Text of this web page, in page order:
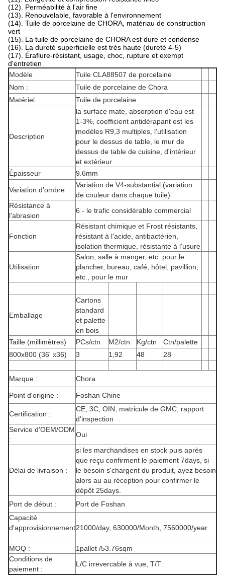
(12). Perméabilité à l'air fine
(13). Renouvelable, favorable à l'environnement
(14). Tuile de porcelaine de CHORA, matériau de construction
vert
(15). La tuile de porcelaine de CHORA est dure et condense
(16). La dureté superficielle est très haute (dureté 4-5)
(17). Éraflure-résistant, usage, choc, rupture et exempt
d'entretien
Modèle
Tuile CLA88507 de porcelaine
Nom :
Tuile de porcelaine de Chora
Matériel
Tuile de porcelaine
Description
la surface mate, absorption d'eau est
1-3%, coefficient antidérapant est les
modèles R9,3 multiples, l'utilisation
pour le dessus de table, le mur de
dessus de table de cuisine, d'intérieur
et extérieur
Épaisseur
9.6mm
Variation d'ombre
Variation de V4-substantial (variation
de couleur dans chaque tuile)
Résistance à
l'abrasion
6 - le trafic considérable commercial
Fonction
Résistant chimique et Frost résistants,
résistant à l'acide, antibactérien,
isolation thermique, résistante à l'usure
Utilisation
Salon, salle à manger, etc. pour le
plancher, bureau, café, hôtel, pavillion,
etc., pour le mur
Emballage
Cartons
standard
et palette
en bois
Taille (millimètres)
PCs/ctn M2/ctn Kg/ctn
Ctn/palette
800x800 (36' x36)
3 1,92 48 28
Marque : Chora
Point d'origine : Foshan Chine
Certification :
CE, 3C, OIN, matricule de GMC, rapport
d'inspection
Service d'OEM/ODM
:
Oui
Délai de livraison :
si les marchandises en stock puis après
que reçu confirment le paiement 7days, si
le besoin s'chargent du produit, ayez besoin
alors au au réception pour confirmer le
dépôt 25days.
Port de début :
Port de Foshan
Capacité
d'approvisionnement
:
21000/day, 630000/Month, 7560000/year
MOQ :
1pallet /53.76sqm
Conditions de
paiement :
L/C irrevercable à vue, T/T